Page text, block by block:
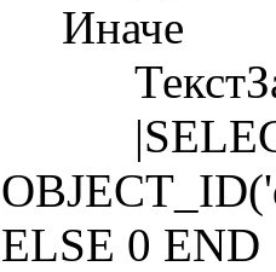
Иначе
|SELECT
ELSE 0 END